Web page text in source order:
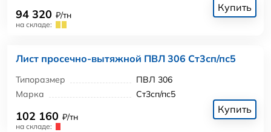
94 320 ₽/тн
на складе:
Купить
Лист просечно-вытяжной ПВЛ 306 Ст3сп/пс5
Типоразмер
ПВЛ 306
Марка
Ст3сп/пс5
102 160 ₽/тн
на складе:
Купить